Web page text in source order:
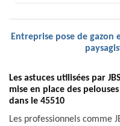
Entreprise pose de gazon
Les astuces utilisées par
mise en place des
dans le 45510
Les professionnels comme